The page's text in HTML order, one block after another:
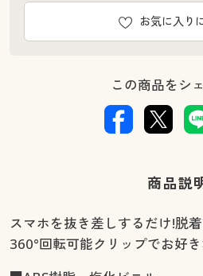
お気に入り
この商品をシ
商品説
スマホを抜き差しするだけ!脱
360°回転可能クリップでお好